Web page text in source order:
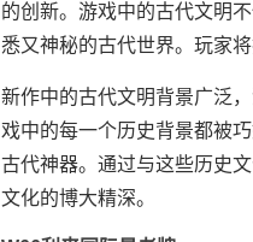
的创新。游戏中的古代文明
悉又神秘的古代世界。玩家
新作中的古代文明背景广泛
戏中的每一个历史背景都被
古代神器。通过与这些历史
文化的博大精深。